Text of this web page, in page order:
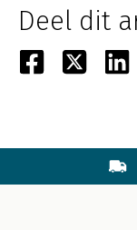
Deel dit